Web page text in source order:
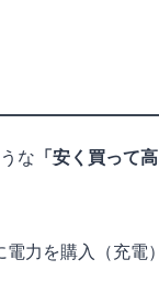
な 「安く買って高
力を購入（充電）